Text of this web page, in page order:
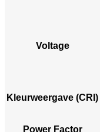
Voltage
Kleurweergave (CRI)
Power Factor